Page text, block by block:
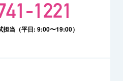
1221
当（平日: 9:00〜19:00）